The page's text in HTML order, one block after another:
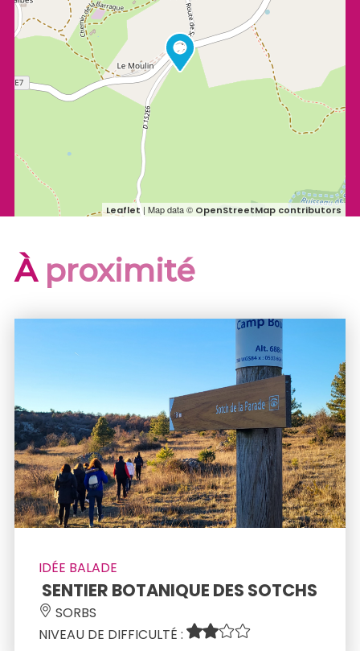
Leaflet| Map data © OpenStreetMap contributors
Àproximité
IDÉE BALADE
SENTIER BOTANIQUE DES SOTCHS
SORBS
NIVEAU DE DIFFICULTÉ :